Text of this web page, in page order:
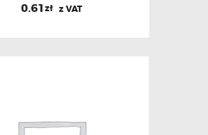
0.61zł z VAT